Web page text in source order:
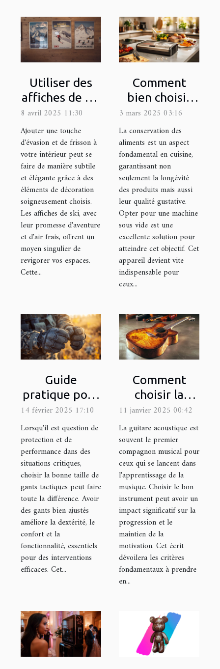
Utiliser des
affiches de ski
pour ajouter
une touche
d'aventure à
votre déco
8 avril 2025 11:30
Ajouter une touche
d'évasion et de frisson à
votre intérieur peut se
faire de manière subtile
et élégante grâce à des
éléments de décoration
soigneusement choisis.
Les affiches de ski, avec
leur promesse d'aventure
et d'air frais, offrent un
moyen singulier de
revigorer vos espaces.
Cette...
Comment
bien choisir
une machine
sous vide pour
votre cuisine
3 mars 2025 03:16
La conservation des
aliments est un aspect
fondamental en cuisine,
garantissant non
seulement la longévité
des produits mais aussi
leur qualité gustative.
Opter pour une machine
sous vide est une
excellente solution pour
atteindre cet objectif. Cet
appareil devient vite
indispensable pour
ceux...
Guide
pratique pour
choisir la taille
appropriée de
gants
tactiques
14 février 2025 17:10
Lorsqu'il est question de
protection et de
performance dans des
situations critiques,
choisir la bonne taille de
gants tactiques peut faire
toute la différence. Avoir
des gants bien ajustés
améliore la dextérité, le
confort et la
fonctionnalité, essentiels
pour des interventions
efficaces. Cet...
Comment
choisir la
meilleure
guitare
acoustique
pour
débutants
11 janvier 2025 00:42
La guitare acoustique est
souvent le premier
compagnon musical pour
ceux qui se lancent dans
l'apprentissage de la
musique. Choisir le bon
instrument peut avoir un
impact significatif sur la
progression et le
maintien de la
motivation. Cet écrit
dévoilera les critères
fondamentaux à prendre
en...